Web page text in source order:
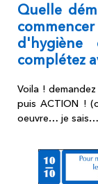
Quelle
d'hygiène
complétez
Voila !
puis ACTION !
oeuvre… je